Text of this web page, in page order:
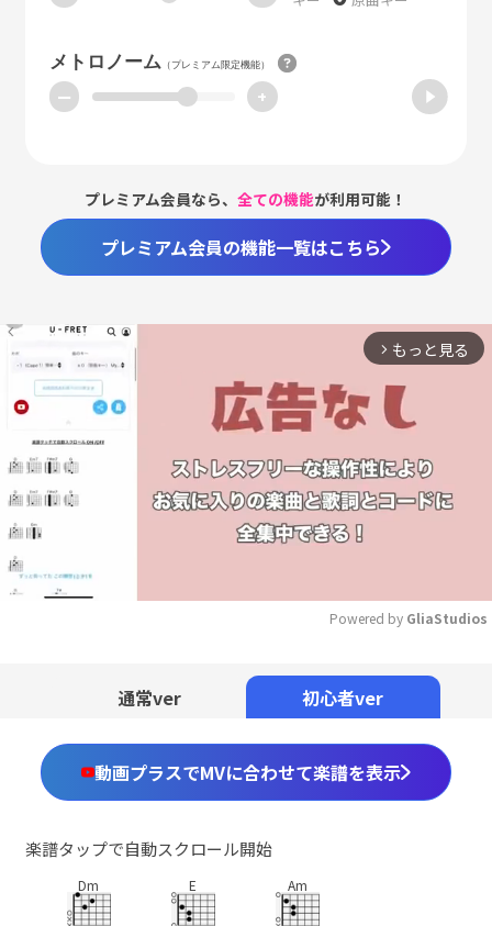
メトロノーム（プレミアム限定機能）
ー +
プレミアム会員なら、全ての機能が利用可能！
プレミアム会員の機能一覧はこちら
arrow_forward_ios もっと見る
Powered by GliaStudios
通常ver 初心者ver
動画プラスでMVに合わせて楽譜を表示
楽譜タップで自動スクロール開始
Dm E Am